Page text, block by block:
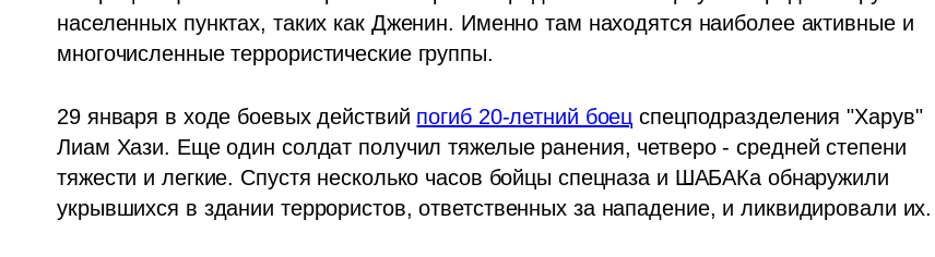
населенных пунктах, таких как Дженин. Именно там находятся наиболее активные и
многочисленные террористические группы.
29 января в ходе боевых действий погиб 20-летний боец спецподразделения "Харув"
Лиам Хази. Еще один солдат получил тяжелые ранения, четверо - средней степени
тяжести и легкие. Спустя несколько часов бойцы спецназа и ШАБАКа обнаружили
укрывшихся в здании террористов, ответственных за нападение, и ликвидировали их.